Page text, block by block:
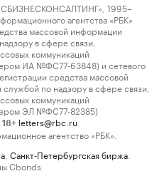
1995–
агентства «РБК»
массовой информации
в сфере связи,
коммуникаций
ИА №ФС77-63848) и сетевого
средства массовой
по надзору в сфере связи,
коммуникаций
ЭЛ №ФС77-82385)
18+ letters@rbc.ru
агентство «РБК».
Санкт-Петербургская биржа
Cbonds.